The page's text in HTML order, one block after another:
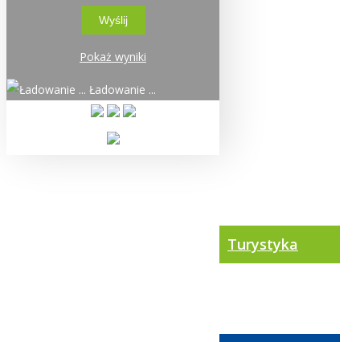
Pokaż wyniki
Ładowanie ...
Turystyka